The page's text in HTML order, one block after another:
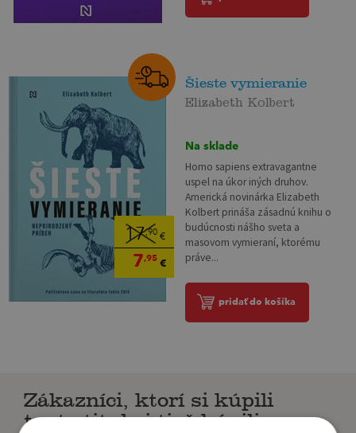
17,90€
7,95€
Šieste vymieranie
Elizabeth Kolbert
Na sklade
Homo sapiens extravagantne
uspel na úkor iných druhov.
Americká novinárka Elizabeth
Kolbert prináša zásadnú knihu o
budúcnosti nášho sveta a
masovom vymieraní, ktorému
práve...
pridať do košíka
Zákazníci, ktorí si kúpili
tento titul si tiež kúpili